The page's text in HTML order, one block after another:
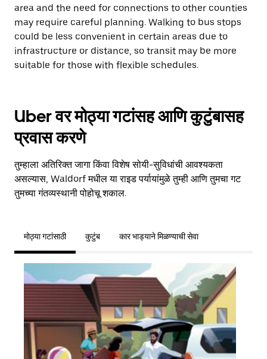
area and the need for connections to other counties
may require careful planning. Walking to bus stops
could be less convenient in certain areas due to
infrastructure or distance, so transit may be more
suitable for those with flexible schedules.
Uber वर मोठ्या गटांसह आणि कुटुंबासह
प्रवास करणे
तुम्हाला अतिरिक्त जागा किंवा विशेष सोयी-सुविधांची आवश्यकता
असल्यास, Waldorf मधील या राइड पर्यायांमुळे तुम्ही आणि तुमचा गट
तुमच्या गंतव्यस्थानी पोहोचू शकाल.
मोठ्या गटांसाठी कुटुंब कार भाड्याने मिळण्याची सेवा